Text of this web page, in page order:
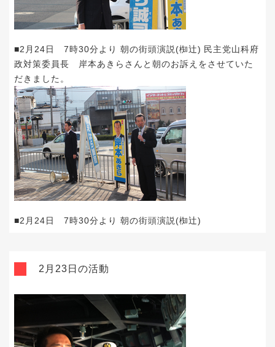
■2月24日 7時30分より 朝の街頭演説(椥辻) 民主党山科府
政対策委員長 岸本あきらさんと朝のお訴えをさせていた
だきました。
■2月24日 7時30分より 朝の街頭演説(椥辻)
2月23日の活動